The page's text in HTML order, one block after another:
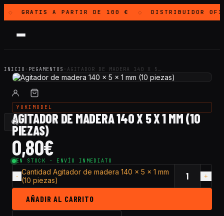
◇ GRATISA PARTIR DE 100 € ◇ DISTRIBUIDOR
INICIO · PEGAMENTOS · AGITADOR DE MADERA 140 X 5…
YUKIMODEL
AGITADOR DE MADERA 140 X 5 X 1 MM (10
PIEZAS)
0,80€
EN STOCK · ENVÍO INMEDIATO
Cantidad Agitador de madera 140 x 5 x 1 mm
(10 piezas)
AÑADIR AL CARRITO